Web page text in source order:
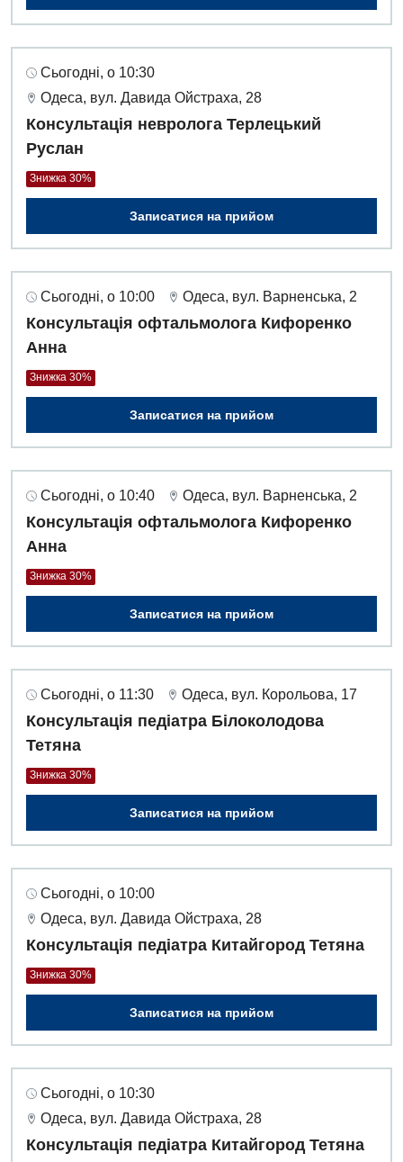
Вакансії
Заходи БПР
Інтернатура
Програма лояльності
Відгуки
Відео
Діагностика
Ангіографічні дослідження
Діагностичне відділення
Ендоскопічне відділення
Магнітно-резонансна томографія
Мамографія
Нейросонографія
Для дорослих
Акушерство і гінекологія
Відділ госпіталізації
Відділення кардіосудинної патології та неврології
Відділення інтенсивної терапії
Гінекологічне відділення
Денний стаціонар
Онкологічне відділлення
Офтальмологічне відділення
Педіатричне відділення
Декларування
Лікування гострого інфаркту
Національний скринінг здоров’я 40+
Українська
Російська
Сьогодні, о 10:30
Одеса, вул. Давида Ойстраха, 28
Консультація невролога Терлецький
Руслан
Знижка 30%
Записатися на прийом
Сьогодні, о 10:00 Одеса, вул. Варненська, 2
Консультація офтальмолога Кифоренко
Анна
Знижка 30%
Записатися на прийом
Сьогодні, о 10:40 Одеса, вул. Варненська, 2
Консультація офтальмолога Кифоренко
Анна
Знижка 30%
Записатися на прийом
Сьогодні, о 11:30 Одеса, вул. Корольова, 17
Консультація педіатра Білоколодова
Тетяна
Знижка 30%
Записатися на прийом
Сьогодні, о 10:00
Одеса, вул. Давида Ойстраха, 28
Консультація педіатра Китайгород Тетяна
Знижка 30%
Записатися на прийом
Сьогодні, о 10:30
Одеса, вул. Давида Ойстраха, 28
Консультація педіатра Китайгород Тетяна